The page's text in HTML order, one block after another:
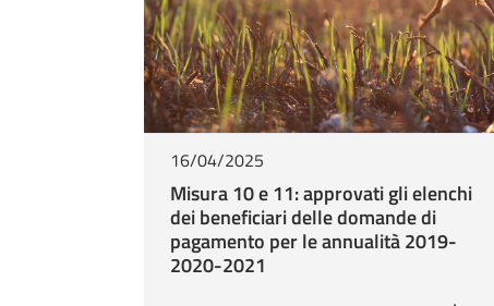
16/04/2025
Misura 10 e 11: approvati gli elenchi
dei beneficiari delle domande di
pagamento per le annualità 2019-
2020-2021